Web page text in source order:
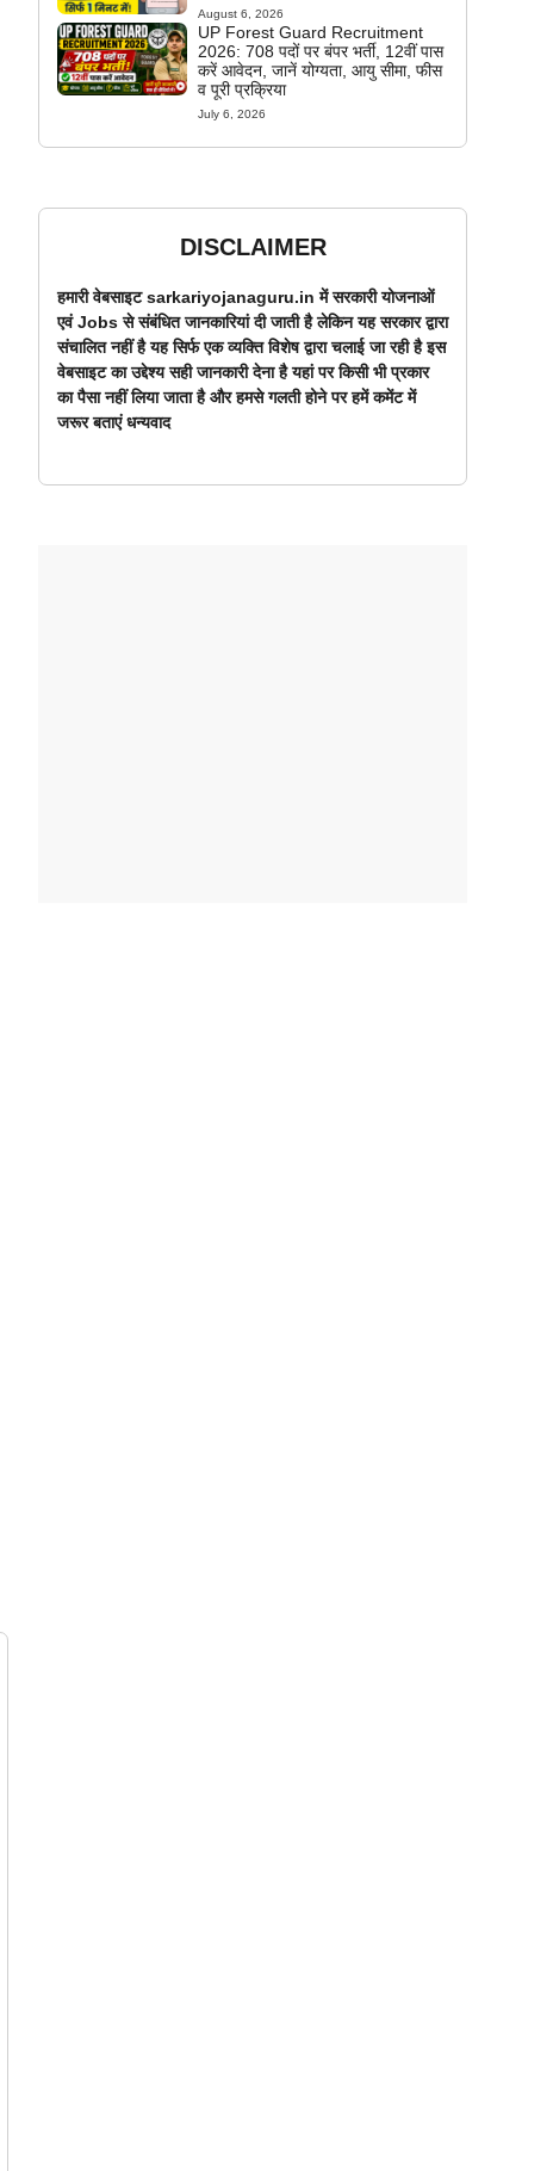
August 6, 2026
UP Forest Guard Recruitment
2026: 708 पदों पर बंपर भर्ती, 12वीं पास
करें आवेदन, जानें योग्यता, आयु सीमा, फीस
व पूरी प्रक्रिया
July 6, 2026
DISCLAIMER
हमारी वेबसाइट sarkariyojanaguru.in में सरकारी योजनाओं
एवं Jobs से संबंधित जानकारियां दी जाती है लेकिन यह सरकार द्वारा
संचालित नहीं है यह सिर्फ एक व्यक्ति विशेष द्वारा चलाई जा रही है इस
वेबसाइट का उद्देश्य सही जानकारी देना है यहां पर किसी भी प्रकार
का पैसा नहीं लिया जाता है और हमसे गलती होने पर हमें कमेंट में
जरूर बताएं धन्यवाद